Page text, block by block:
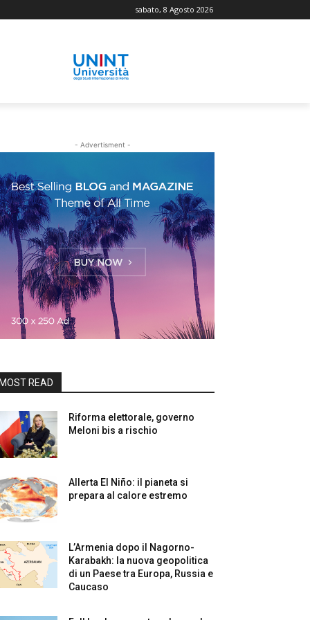
sabato, 8 Agosto 2026
- Advertisment -
READ
Riforma elettorale, governo
Meloni bis a rischio
Allerta El Niño: il pianeta si
prepara al calore estremo
L’Armenia dopo il Nagorno-
Karabakh: la nuova geopolitica
di un Paese tra Europa, Russia e
Caucaso